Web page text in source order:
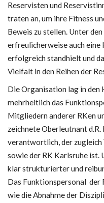
Reservisten und
traten an, um ihre Fitness
Beweis zu stellen. Unter
erfreulicherweise auch eine
erfolgreich standhielt und
Vielfalt in den Reihen der
Die Organisation lag in den
mehrheitlich das
Mitgliedern anderer RKen
zeichnete Oberleutnant
verantwortlich, der
sowie der RK Karlsruhe ist.
klar strukturierter und
Das Funktionspersonal der
wie die Abnahme der